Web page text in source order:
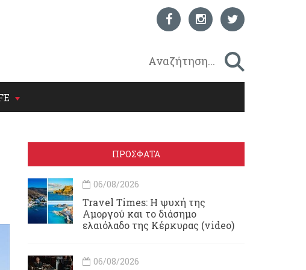
ΠΡΟΣΦΑΤΑ
06/08/2026
Travel Times: H ψυχή της
Αμοργού και το διάσημο
ελαιόλαδο της Κέρκυρας (video)
06/08/2026